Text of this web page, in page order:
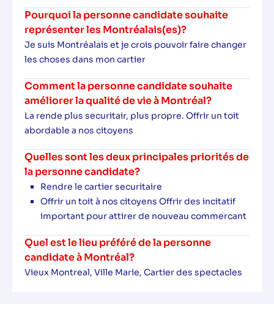
Pourquoi la personne candidate souhaite
représenter les Montréalais(es)?
Je suis Montréalais et je crois pouvoir faire changer
les choses dans mon cartier
Comment la personne candidate souhaite
améliorer la qualité de vie à Montréal?
La rende plus securitair, plus propre. Offrir un toit
abordable a nos citoyens
Quelles sont les deux principales priorités de
la personne candidate?
Rendre le cartier securitaire
Offrir un toit à nos citoyens Offrir des incitatif
important pour attirer de nouveau commercant
Quel est le lieu préféré de la personne
candidate à Montréal?
Vieux Montreal, Ville Marie, Cartier des spectacles